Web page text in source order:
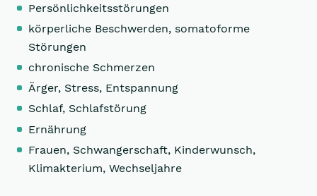
Persönlichkeitsstörungen
körperliche Beschwerden, somatoforme
Störungen
chronische Schmerzen
Ärger, Stress, Entspannung
Schlaf, Schlafstörung
Ernährung
Frauen, Schwangerschaft, Kinderwunsch,
Klimakterium, Wechseljahre